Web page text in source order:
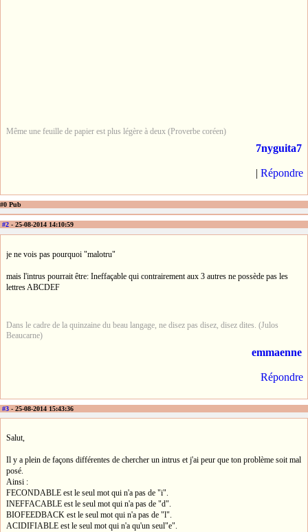
Même une feuille de papier est plus légère à deux (Proverbe coréen)
7nyguita7
| Répondre
#0 Pub
#2 - 25-08-2014 14:10:59
je ne vois pas pourquoi "malotru"
mais l'intrus pourrait être: Ineffaçable qui contrairement aux 3 autres ne possède pas les
lettres ABCDEF
Dans le cadre de la quinzaine du beau langage, ne disez pas disez, disez dites. (Julos
Beaucarne)
emmaenne
Répondre
#3 - 25-08-2014 15:43:36
Salut,
Il y a plein de façons différentes de chercher un intrus et j'ai peur que ton problème soit mal
posé.
Ainsi :
FECONDABLE est le seul mot qui n'a pas de "i".
INEFFACABLE est le seul mot qui n'a pas de "d".
BIOFEEDBACK est le seul mot qui n'a pas de "l".
ACIDIFIABLE est le seul mot qui n'a qu'un seul"e".